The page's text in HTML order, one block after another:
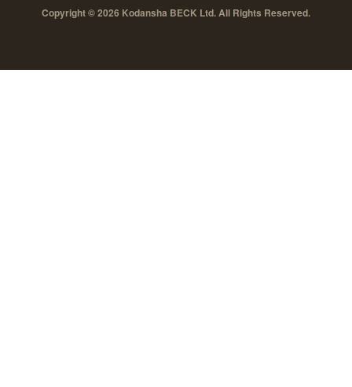
Copyright © 2026 Kodansha BECK Ltd. All Rights Reserved.